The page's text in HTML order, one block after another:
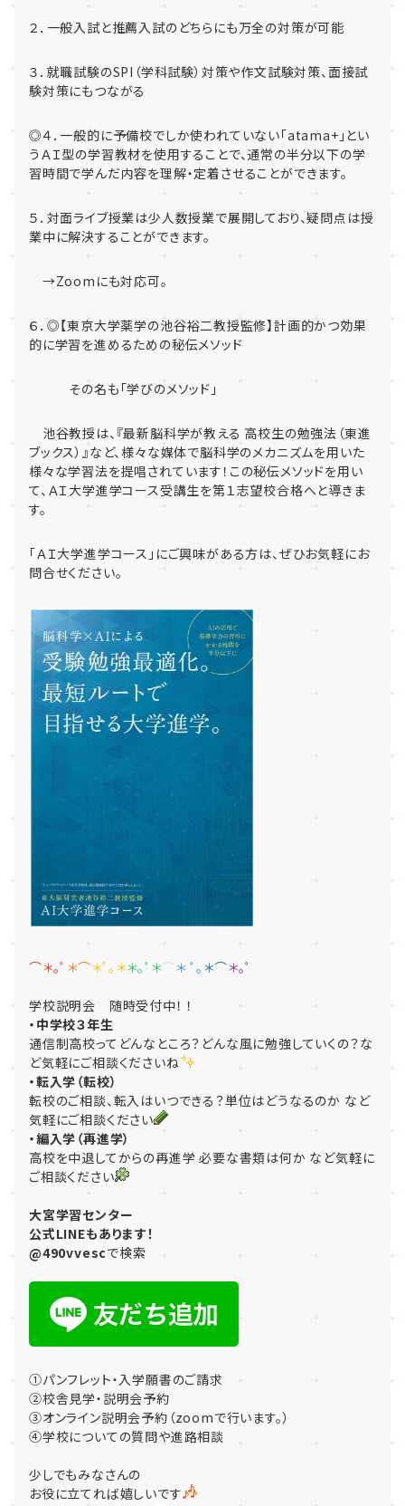
２．一般入試と推薦入試のどちらにも万全の対策が可能
３．就職試験のSPI（学科試験）対策や作文試験対策、面接試
験対策にもつながる
◎４．一般的に予備校でしか使われていない「atama+」とい
うＡＩ型の学習教材を使用することで、通常の半分以下の学
習時間で学んだ内容を理解・定着させることができます。
５．対面ライブ授業は少人数授業で展開しており、疑問点は授
業中に解決することができます。
→Zoomにも対応可。
６．◎【東京大学薬学の池谷裕二教授監修】計画的かつ効果
的に学習を進めるための秘伝メソッド
その名も「学びのメソッド」
池谷教授は、『最新脳科学が教える 高校生の勉強法（東進
ブックス）』など、様々な媒体で脳科学のメカニズムを用いた
様々な学習法を提唱されています！この秘伝メソッドを用い
て、ＡＩ大学進学コース受講生を第１志望校合格へと導きま
す。
「ＡＩ大学進学コース」にご興味がある方は、ぜひお気軽にお
問合せください。
⌒＊｡ﾟ ＊⌒＊ﾟ｡＊＊｡ﾟ＊⌒＊ ﾟ｡ ＊⌒＊｡ﾟ
学校説明会 随時受付中！ ！
・中学校３年生
通信制高校ってどんなところ？どんな風に勉強していくの？な
ど気軽にご相談くださいね
・転入学（転校）
転校のご相談、転入はいつできる？単位はどうなるのか など
気軽にご相談ください
・編入学（再進学）
高校を中退してからの再進学 必要な書類は何か など気軽に
ご相談ください
大宮学習センター
公式LINEもあります！
@490vvescで検索
①パンフレット・入学願書のご請求
②校舎見学・説明会予約
③オンライン説明会予約（zoomで行います。）
④学校についての質問や進路相談
少しでもみなさんの
お役に立てれば嬉しいです